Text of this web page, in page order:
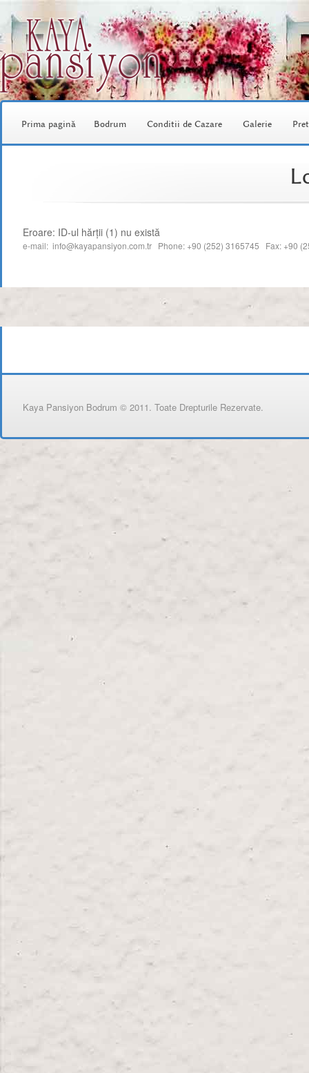
Prima pagină Bodrum Conditii de Cazare Galerie
Eroare: ID-ul hărții (1) nu există
e-mail: info@kayapansiyon.com.tr Phone: +90 (252) 3165745 Fax: +90
Kaya Pansiyon Bodrum © 2011. Toate Drepturile Rezervate.